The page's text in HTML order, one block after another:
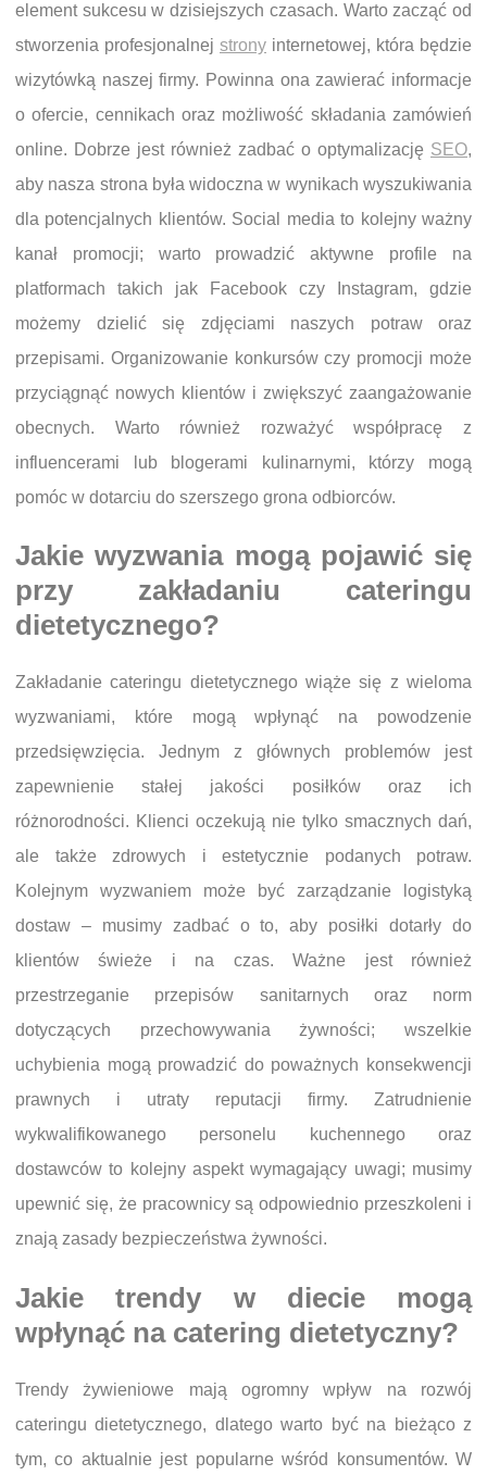
element sukcesu w dzisiejszych czasach. Warto zacząć od
stworzenia profesjonalnej strony internetowej, która będzie
wizytówką naszej firmy. Powinna ona zawierać informacje
o ofercie, cennikach oraz możliwość składania zamówień
online. Dobrze jest również zadbać o optymalizację SEO,
aby nasza strona była widoczna w wynikach wyszukiwania
dla potencjalnych klientów. Social media to kolejny ważny
kanał promocji; warto prowadzić aktywne profile na
platformach takich jak Facebook czy Instagram, gdzie
możemy dzielić się zdjęciami naszych potraw oraz
przepisami. Organizowanie konkursów czy promocji może
przyciągnąć nowych klientów i zwiększyć zaangażowanie
obecnych. Warto również rozważyć współpracę z
influencerami lub blogerami kulinarnymi, którzy mogą
pomóc w dotarciu do szerszego grona odbiorców.
Jakie wyzwania mogą pojawić się
przy zakładaniu cateringu
dietetycznego?
Zakładanie cateringu dietetycznego wiąże się z wieloma
wyzwaniami, które mogą wpłynąć na powodzenie
przedsięwzięcia. Jednym z głównych problemów jest
zapewnienie stałej jakości posiłków oraz ich
różnorodności. Klienci oczekują nie tylko smacznych dań,
ale także zdrowych i estetycznie podanych potraw.
Kolejnym wyzwaniem może być zarządzanie logistyką
dostaw – musimy zadbać o to, aby posiłki dotarły do
klientów świeże i na czas. Ważne jest również
przestrzeganie przepisów sanitarnych oraz norm
dotyczących przechowywania żywności; wszelkie
uchybienia mogą prowadzić do poważnych konsekwencji
prawnych i utraty reputacji firmy. Zatrudnienie
wykwalifikowanego personelu kuchennego oraz
dostawców to kolejny aspekt wymagający uwagi; musimy
upewnić się, że pracownicy są odpowiednio przeszkoleni i
znają zasady bezpieczeństwa żywności.
Jakie trendy w diecie mogą
wpłynąć na catering dietetyczny?
Trendy żywieniowe mają ogromny wpływ na rozwój
cateringu dietetycznego, dlatego warto być na bieżąco z
tym, co aktualnie jest popularne wśród konsumentów. W